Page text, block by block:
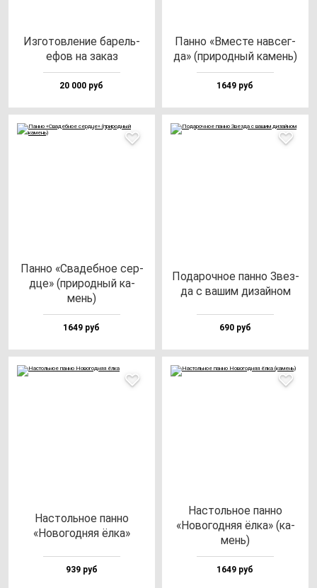
Изго­тов­ле­ние ба­рель­
ефов на за­каз
20 000 руб
Пан­но «Вмес­те нав­сег­
да» (при­род­ный ка­мень)
1649 руб
Пан­но «Сва­деб­ное сер­
дце» (при­род­ный ка­
мень)
1649 руб
Пода­роч­ное пан­но Звез­
да с ва­шим ди­зай­ном
690 руб
Нас­толь­ное пан­но
«Ново­год­няя ёл­ка»
939 руб
Нас­толь­ное пан­но
«Ново­год­няя ёл­ка» (ка­
мень)
1649 руб